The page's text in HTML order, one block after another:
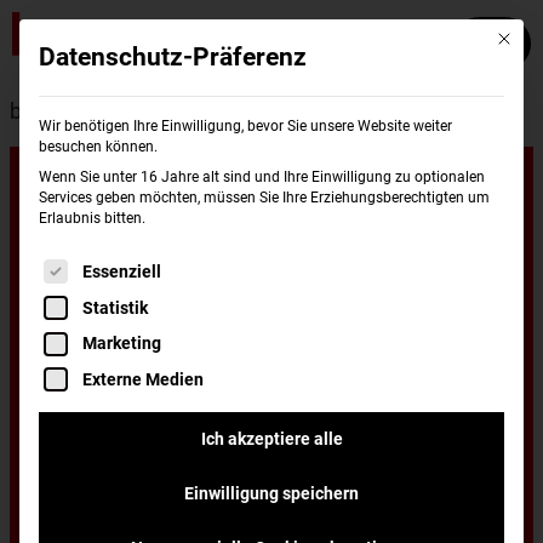
burgerme
Unsere
Standorte in
Celle
Du wohnst in Celle und hast Lust auf einen
Mit
Datenschutz-Präferenz
Wir benötigen Ihre Einwilligung, bevor Sie unsere Website weiter
besuchen können.
Wenn Sie unter 16 Jahre alt sind und Ihre Einwilligung zu optionalen
Services geben möchten, müssen Sie Ihre Erziehungsberechtigten um
Erlaubnis bitten.
Es folgt eine Liste der Service-Gruppen, für
Essenziell
Statistik
Marketing
Externe Medien
Ich akzeptiere alle
Einwilligung speichern